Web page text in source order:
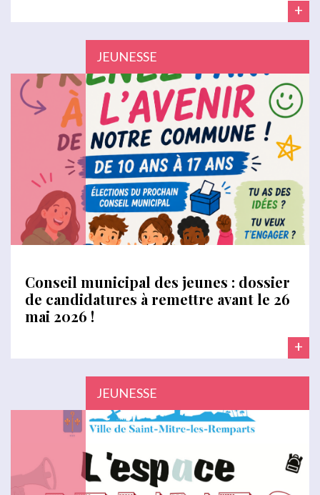
+
JEUNESSE
Conseil municipal des jeunes : dossier
de candidatures à remettre avant le 26
mai 2026 !
+
JEUNESSE